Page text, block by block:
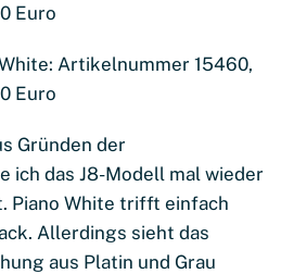
Euro
Artikelnummer 15460,
Euro
Gründen der
ich das J8-Modell mal wieder
Piano White trifft einfach
Allerdings sieht das
aus Platin und Grau